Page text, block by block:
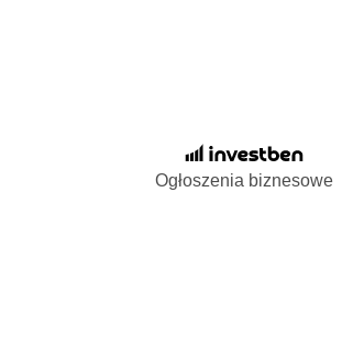
Ogłoszenia biznesowe